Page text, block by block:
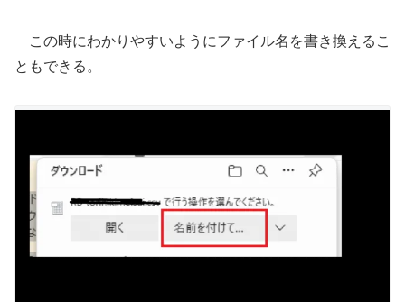
この時にわかりやすいようにファイル名を書き換えるこ
ともできる。